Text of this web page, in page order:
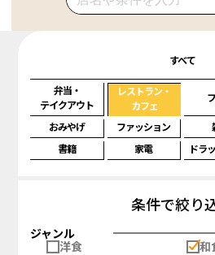
すべて
弁当・
テイクアウト
レストラン・
カフェ
おみやげ ファッション
書籍
家電 ドラ
条件で絞り
ジャンル
洋食
和